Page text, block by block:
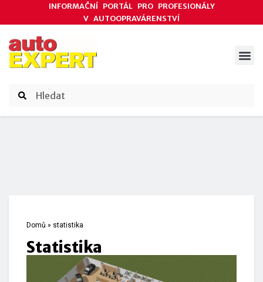
INFORMAČNÍ PORTÁL PRO PROFESIONÁLY
V AUTOOPRAVÁRENSTVÍ
Domů » statistika
statistika